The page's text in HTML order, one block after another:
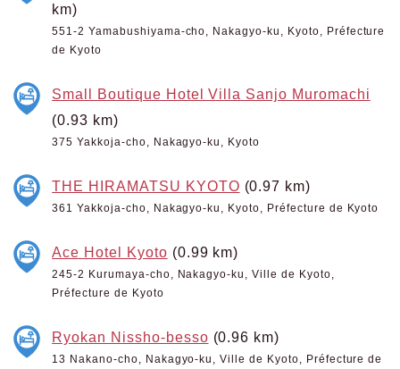
km)
551-2 Yamabushiyama-cho, Nakagyo-ku, Kyoto, Préfecture
de Kyoto
Small Boutique Hotel Villa Sanjo Muromachi
(0.93 km)
375 Yakkoja-cho, Nakagyo-ku, Kyoto
THE HIRAMATSU KYOTO (0.97 km)
361 Yakkoja-cho, Nakagyo-ku, Kyoto, Préfecture de Kyoto
Ace Hotel Kyoto (0.99 km)
245-2 Kurumaya-cho, Nakagyo-ku, Ville de Kyoto,
Préfecture de Kyoto
Ryokan Nissho-besso (0.96 km)
13 Nakano-cho, Nakagyo-ku, Ville de Kyoto, Préfecture de